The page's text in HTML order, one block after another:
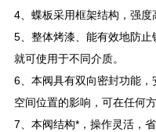
4、蝶板采用框架结构，强度
5、整体烤漆、能有效地防止
就可使用于不同介质。
6、本阀具有双向密封功能
空间位置的影响，可在任何方
7、本阀结构*，操作灵活，省